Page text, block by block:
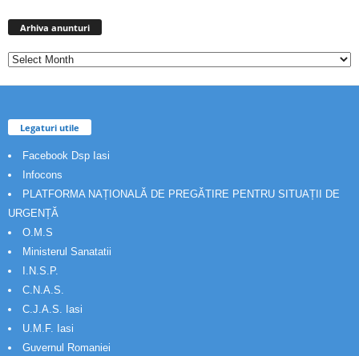
Arhiva anunturi
Legaturi utile
Facebook Dsp Iasi
Infocons
PLATFORMA NAȚIONALĂ DE PREGĂTIRE PENTRU SITUAȚII DE
URGENȚĂ
O.M.S
Ministerul Sanatatii
I.N.S.P.
C.N.A.S.
C.J.A.S. Iasi
U.M.F. Iasi
Guvernul Romaniei